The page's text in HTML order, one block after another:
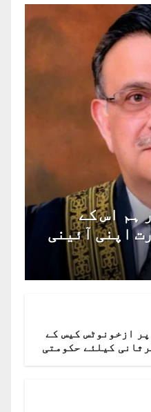
ہم اس کے
اپنی آئینی
، چیف
ازخونوٹس کیس کے
کیلئے حکومتی